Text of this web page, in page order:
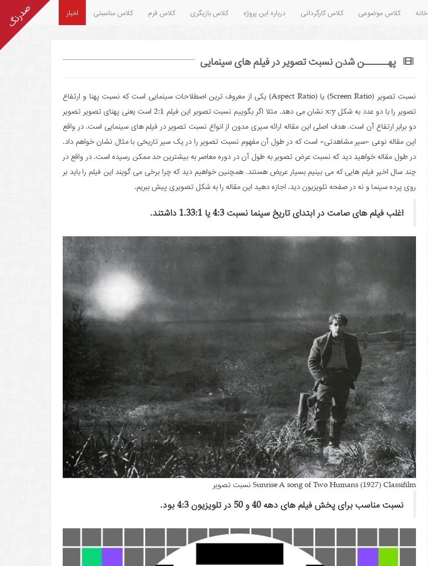
خانه کلاس موضوعی کلاس کارگردانی درباره این پروژه کلاس بازیگری کلاس فرم کلاس مناسبتی اخبار
پهــــــن شدن نسبت تصویر در فیلم های سینمایی
نسبت تصویر (Screen Ratio) یا (Aspect Ratio) یکی از معروف ترین اصطلاحات سینمایی است که نسبت پهنا و ارتفاع
تصویر را با دو عدد به شکل x:y نشان می دهد. مثلا اگر بگوییم نسبت تصویر این فیلم 2:1 است یعنی پهنای تصویر تصویر
دو برابر ارتفاع آن است. هدف اصلی این مقاله ارائه سیری مدون از انواع نسبت تصویر در فیلم های سینمایی است. در واقع
این مقاله نوعی «سیر مشاهدتی» است که در طول آن مفهوم نسبت تصویر را در یک سیر تاریخی با مثال نشان خواهم داد.
در طول مقاله خواهید دید که نسبت عرض تصویر به طول آن در دوره معاصر به بیشترین حد ممکن رسیده است. در واقع در
چند سال اخیر فیلم هایی که می بینیم بسیار عریض هستند. همچنین خواهیم دید که چرا برخی می گویند این فیلم را باید بر
روی پرده سینما و نه در صفحه تلویزیون دید. اجازه دهید این مقاله را به شکل تصویری پیش ببریم.
اغلب فیلم های صامت در ابتدای تاریخ سینما نسبت 4:3 یا 1.33:1 داشتند.
Sunrise A song of Two Humans (1927) Classifilm نسبت تصویر
نسبت مناسب برای پخش فیلم های دهه 40 و 50 در تلویزیون 4:3 بود.